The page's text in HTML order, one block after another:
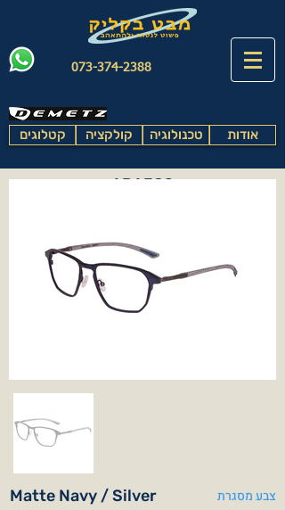
073-374-2388
קטלוגים קולקציה טכנולוגיה אודות
ABAEOS
Matte Navy / Silver צבע מסגרת